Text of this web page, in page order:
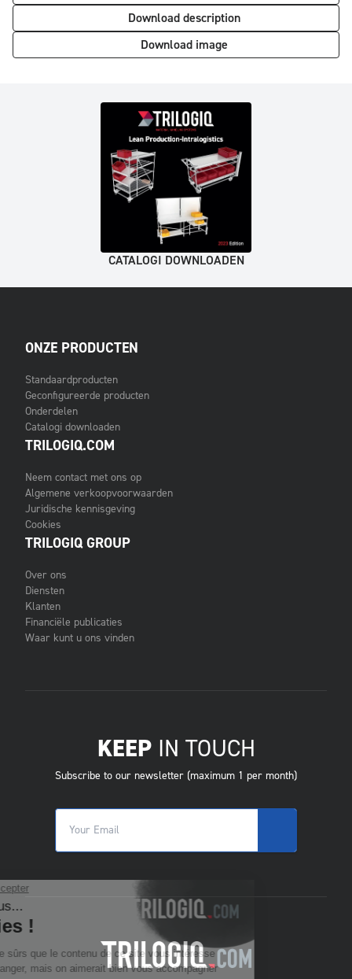
Download description
Download image
CATALOGI DOWNLOADEN
ONZE PRODUCTEN
Standaardproducten
Geconfigureerde producten
Onderdelen
Catalogi downloaden
TRILOGIQ.COM
Neem contact met ons op
Algemene verkoopvoorwaarden
Juridische kennisgeving
Cookies
TRILOGIQ GROUP
Over ons
Diensten
Klanten
Financiële publicaties
Waar kunt u ons vinden
KEEPIN TOUCH
Subscribe to our newsletter (maximum 1 per month)